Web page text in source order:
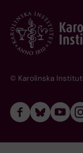
© Karolinska